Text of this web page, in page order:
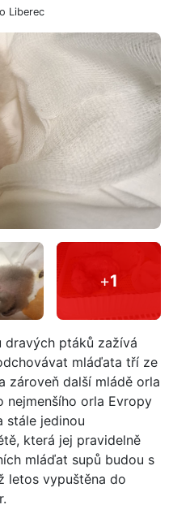
Liberec
+1
dravých ptáků zažívá
mláďata tří ze
zároveň další mládě orla
nejmenšího orla Evropy
stále jedinou
která jej pravidelně
mláďat supů budou s
letos vypuštěna do